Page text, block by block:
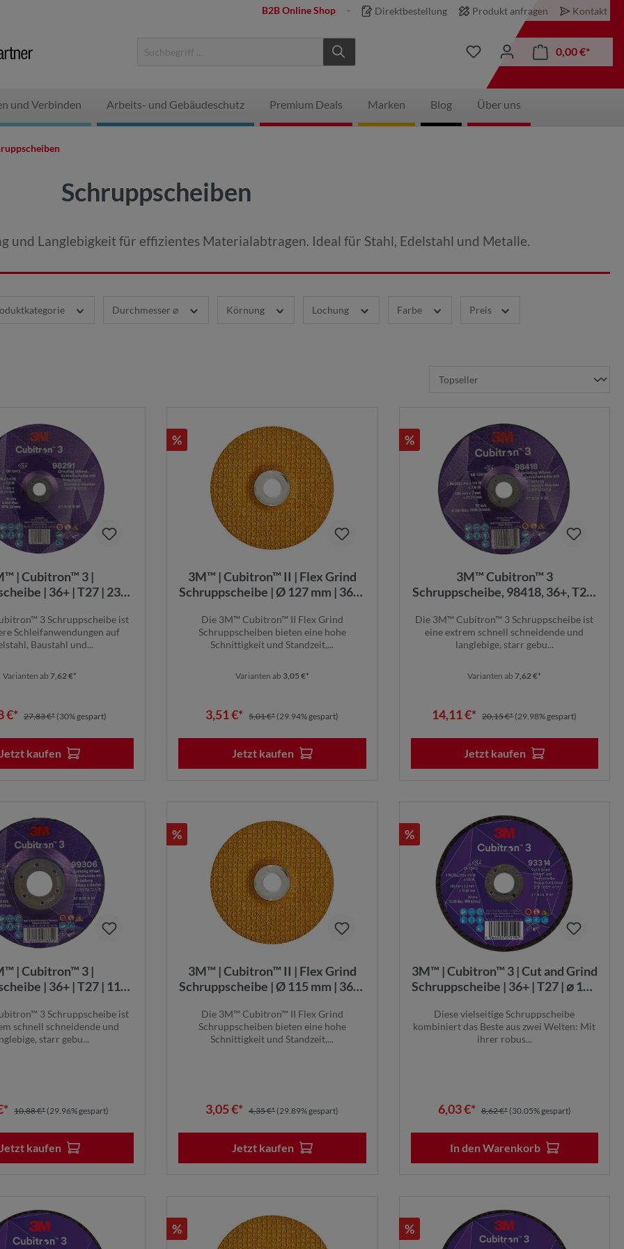
B2B Online Shop Direktbestellung Produkt anfragen Kontakt
0,00 €*
und Verbinden Arbeits- und Gebäudeschutz Premium Deals Marken Blog Über uns
Schruppscheiben
und Langlebigkeit für effizientes Materialabtragen. Ideal für Stahl, Edelstahl und Metalle.
Durchmesser ⌀ Körnung Lochung Farbe Preis
| Cubitron™ 3 |
| 36+ | T27 | 230
| 98291 | 7100303979
3 Schruppscheibe ist
Schleifanwendungen auf
Baustahl und...
Varianten ab 7,62 €*
€* 27,83 €* (30% gespart)
Jetzt kaufen
%
3M™ | Cubitron™ II | Flex Grind
Schruppscheibe | Ø 127 mm | 36+ |
mm | 51743
Die 3M™ Cubitron™ II Flex Grind
Schruppscheiben bieten eine hohe
Schnittigkeit und Standzeit,...
Varianten ab 3,05 €*
3,51 €* 5,01 €* (29.94% gespart)
Jetzt kaufen
%
3M™ Cubitron™ 3
Schruppscheibe, 98418, 36+, T27,
10/Pack
Die 3M™ Cubitron™ 3 Schruppscheibe ist
eine extrem schnell schneidende und
langlebige, starr gebu...
Varianten ab 7,62 €*
14,11 €* 20,15 €* (29.98% gespart)
Jetzt kaufen
| Cubitron™ 3 |
| 36+ | T27 | 115
| 99306 | 7100303983
3 Schruppscheibe ist
schnell schneidende und
starr gebu...
10,88 €* (29.96% gespart)
Jetzt kaufen
%
3M™ | Cubitron™ II | Flex Grind
Schruppscheibe | Ø 115 mm | 36+ |
mm | 51741
Die 3M™ Cubitron™ II Flex Grind
Schruppscheiben bieten eine hohe
Schnittigkeit und Standzeit,...
3,05 €* 4,35 €* (29.89% gespart)
Jetzt kaufen
%
3M™ | Cubitron™ 3 | Cut and Grind
Schruppscheibe | 36+ | T27 | ⌀ 100
7100305445
Diese vielseitige Schruppscheibe
kombiniert das Beste aus zwei Welten: Mit
ihrer robus...
6,03 €* 8,62 €* (30.05% gespart)
In den Warenkorb
% %